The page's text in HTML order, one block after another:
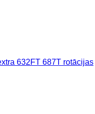
632FT 687T rotācijas